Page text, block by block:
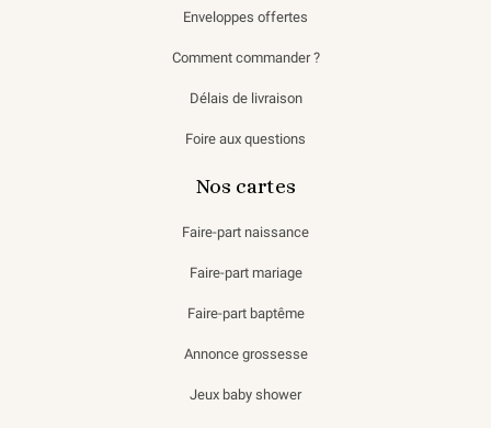
Enveloppes offertes
Comment commander ?
Délais de livraison
Foire aux questions
Nos cartes
Faire-part naissance
Faire-part mariage
Faire-part baptême
Annonce grossesse
Jeux baby shower